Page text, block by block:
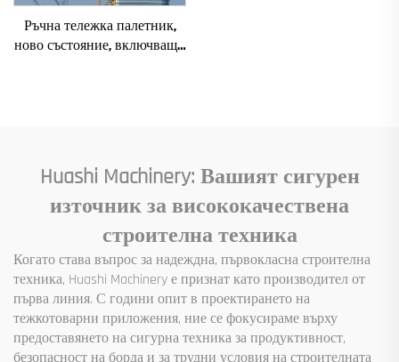
Ръчна тележка палетник,
ново състояние, включващи
Huashi Machinery: Вашият сигурен
източник за висококачествена
строителна техника
Когато става въпрос за надеждна, първокласна строителна
техника, Huashi Machinery е признат като производител от
първа линия. С години опит в проектирането на
тежкотоварни приложения, ние се фокусираме върху
предоставянето на сигурна техника за продуктивност,
безопасност на борда и за трудни условия на строителната